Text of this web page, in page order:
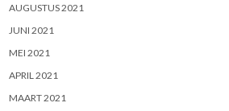
AUGUSTUS 2021
JUNI 2021
MEI 2021
APRIL 2021
MAART 2021